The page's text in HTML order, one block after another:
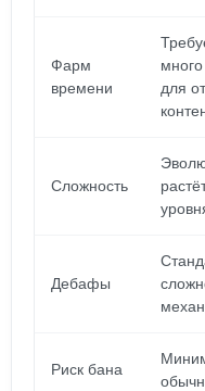
Фарм
времени
для
Сложность
Дебафы
Риск бана